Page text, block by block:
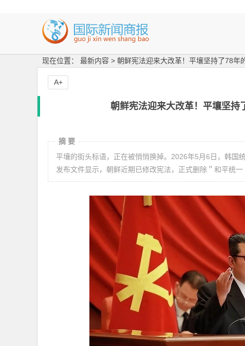
现在位置： 最新内容 > 朝鲜宪法迎来大改革！平壤坚持了78年
朝鲜宪法迎来大改革！平壤坚持
摘 要
平壤的街头标语，正在被悄悄换掉。2026年5月6日，韩国
发布文件显示，朝鲜近期已修改宪法，正式删除＂和平统一
A+